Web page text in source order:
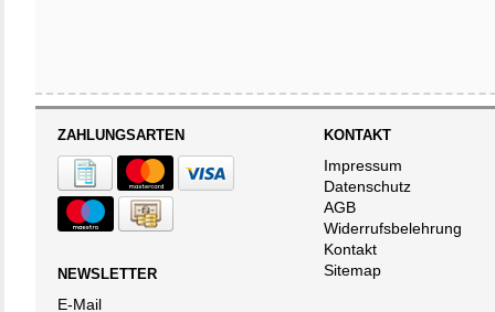
ZAHLUNGSARTEN
NEWSLETTER
E-Mail
KONTAKT
Impressum
Datenschutz
AGB
Widerrufsbelehrung
Kontakt
Sitemap